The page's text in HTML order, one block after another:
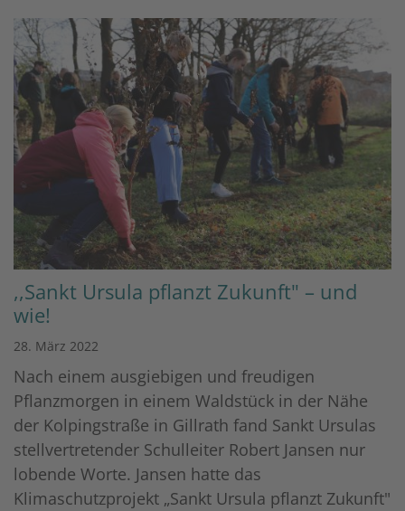
,,Sankt Ursula pflanzt Zukunft" – und
wie!
28. März 2022
Nach einem ausgiebigen und freudigen
Pflanzmorgen in einem Waldstück in der Nähe
der Kolpingstraße in Gillrath fand Sankt Ursulas
stellvertretender Schulleiter Robert Jansen nur
lobende Worte. Jansen hatte das
Klimaschutzprojekt „Sankt Ursula pflanzt Zukunft"